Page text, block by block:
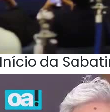
Início da